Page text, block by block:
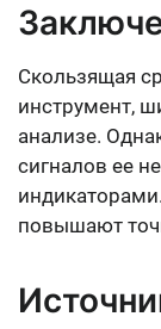
Скользящая
инструмент,
анализе.
сигналов ее
повышают